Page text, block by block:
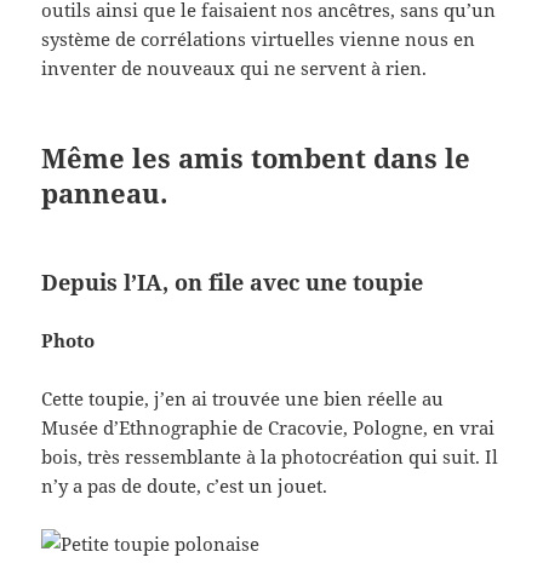
outils ainsi que le faisaient nos ancêtres, sans qu’un
système de corrélations virtuelles vienne nous en
inventer de nouveaux qui ne servent à rien.
Même les amis tombent dans le
panneau.
Depuis l’IA, on file avec une toupie
Photo
Cette toupie, j’en ai trouvée une bien réelle au
Musée d’Ethnographie de Cracovie, Pologne, en vrai
bois, très ressemblante à la photocréation qui suit. Il
n’y a pas de doute, c’est un jouet.